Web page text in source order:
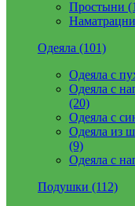
Простыни
Одеяла (101)
Одеяла с
Одеяла с
(20)
Одеяла с
Одеяла из
(9)
Одеяла с
Подушки (112)